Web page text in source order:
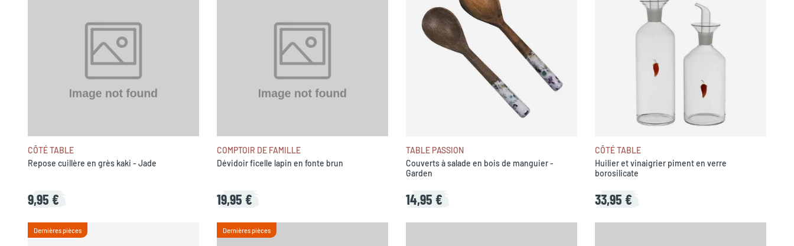
CÔTÉ TABLE
Repose cuillère en grès kaki - Jade
9,95 €
COMPTOIR DE FAMILLE
Dévidoir ficelle lapin en fonte brun
19,95 €
TABLE PASSION
Couverts à salade en bois de manguier -
Garden
14,95 €
CÔTÉ TABLE
Huilier et vinaigrier piment en verre
borosilicate
33,95 €
Dernières pièces Dernières pièces